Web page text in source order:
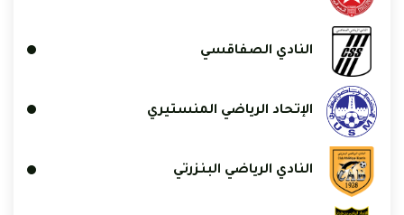
النادي الصفاقسي
الإتحاد الرياضي المنستيري
النادي الرياضي البنزرتي